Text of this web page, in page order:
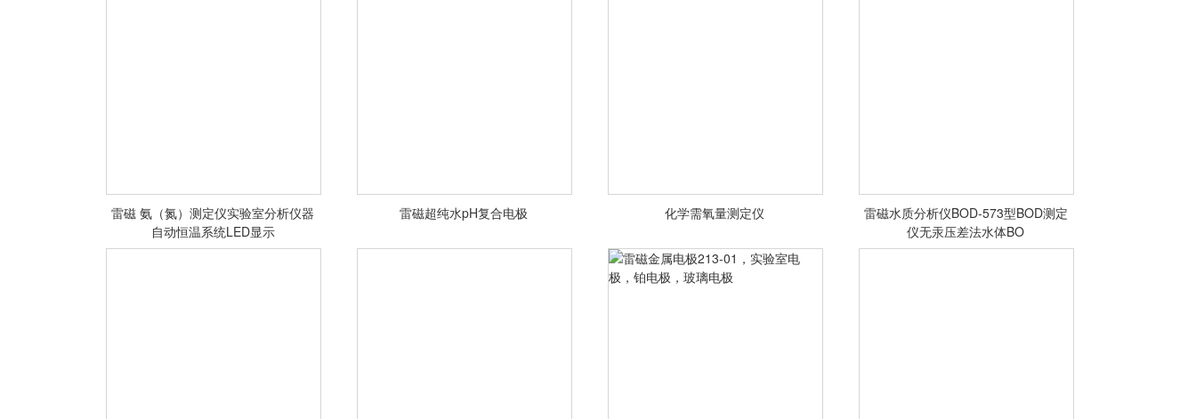
雷磁 氨（氮）测定仪实验室分析仪器
自动恒温系统LED显示
雷磁超纯水pH复合电极 化学需氧量测定仪
雷磁水质分析仪BOD-573型BOD测定
仪无汞压差法水体BO